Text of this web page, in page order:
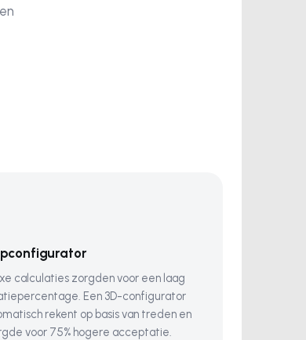
calculaties zorgden voor een laag
Een 3D-configurator
rekent op basis van treden en
voor 75% hogere acceptatie.